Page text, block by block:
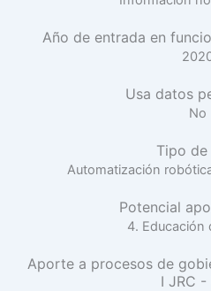
Año de entrada en
Usa datos
No
Tipo de
Automatización
Potencial
4. Educación
Aporte a procesos de
I JRC -